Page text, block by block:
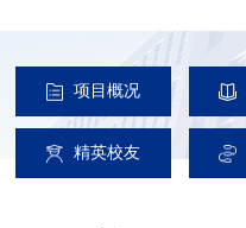
项目概况
精英校友